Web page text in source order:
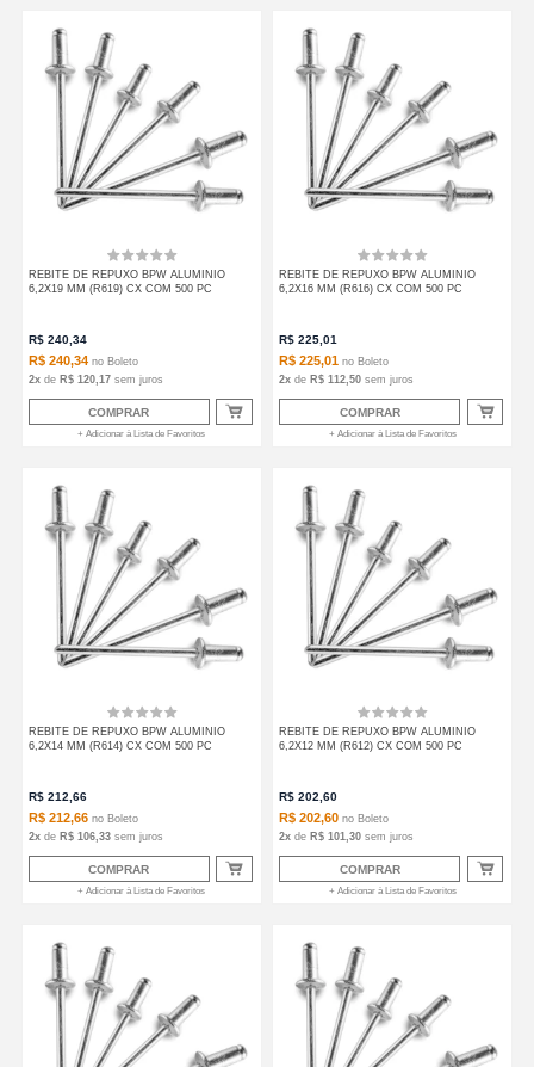
REBITE DE REPUXO BPW ALUMINIO
6,2X19 MM (R619) CX COM 500 PC
R$ 240,34
R$ 240,34 no Boleto
2x de R$ 120,17 sem juros
COMPRAR
+ Adicionar à Lista de Favoritos
REBITE DE REPUXO BPW ALUMINIO
6,2X16 MM (R616) CX COM 500 PC
R$ 225,01
R$ 225,01 no Boleto
2x de R$ 112,50 sem juros
COMPRAR
+ Adicionar à Lista de Favoritos
REBITE DE REPUXO BPW ALUMINIO
6,2X14 MM (R614) CX COM 500 PC
R$ 212,66
R$ 212,66 no Boleto
2x de R$ 106,33 sem juros
COMPRAR
+ Adicionar à Lista de Favoritos
REBITE DE REPUXO BPW ALUMINIO
6,2X12 MM (R612) CX COM 500 PC
R$ 202,60
R$ 202,60 no Boleto
2x de R$ 101,30 sem juros
COMPRAR
+ Adicionar à Lista de Favoritos